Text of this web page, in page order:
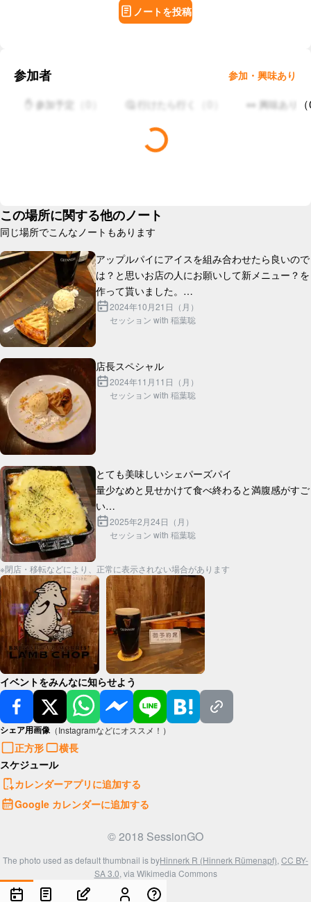
ノートを投稿
参加者 参加・興味あり
✋ 参加予定 🤔 行けたら行く 👀 興味あり （
この場所に関する他のノート
同じ場所でこんなノートもあります
アップルパイにアイスを組み合わせたら良いので
は？と思いお店の人にお願いして新メニュー？を
作って貰いました。
ギネスと合わせて丁度2000円です。
2024年10月21日（月）
セッション with 稲葉聡
2024年11月11日（月）
セッション with 稲葉聡
とても美味しいシェパーズパイ
量少なめと見せかけて食べ終わると満腹感がすご
い
芋とラム肉の間の層にチーズがたっぷり入ってて
2025年2月24日（月）
セッション with 稲葉聡
※閉店・移転などにより、正常に表示されない場合があります
イベントをみんなに知らせよう
シェア用画像 （Instagramなどにオススメ！）
正方形
横長
スケジュール
カレンダーアプリに追加する
Google カレンダーに追加する
© 2018 SessionGO
The photo used as default thumbnail is byHinnerk R (Hinnerk Rümenapf), CC BY-
SA 3.0, via Wikimedia Commons